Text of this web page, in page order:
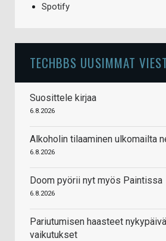
Spotify
TECHBBS UUSIMMAT
Suosittele kirjaa
6.8.2026
Alkoholin tilaaminen ulkomailta
6.8.2026
Doom pyörii nyt myös Paintissa
6.8.2026
Pariutumisen haasteet
vaikutukset